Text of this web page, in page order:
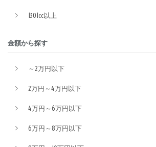
1301cc以上
金額から探す
～2万円以下
2万円～4万円以下
4万円～6万円以下
6万円～8万円以下